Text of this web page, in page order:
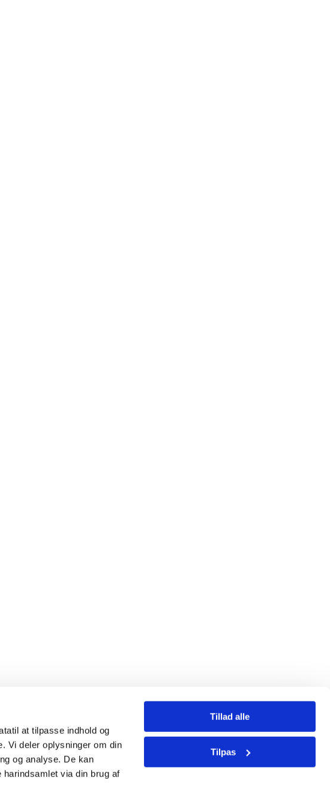
at tilpasse indhold og
Vi deler oplysninger om din
og analyse. De kan
via din brug af
Tillad alle
Tilpas